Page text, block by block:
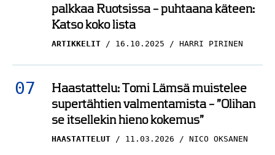
palkkaa Ruotsissa – puhtaana käteen:
Katso koko lista
ARTIKKELIT 16.10.2025 HARRI PIRINEN
Haastattelu: Tomi Lämsä muistelee
supertähtien valmentamista – ”Olihan
se itsellekin hieno kokemus”
HAASTATTELUT 11.03.2026 NICO OKSANEN